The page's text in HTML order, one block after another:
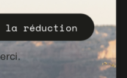
la réduction